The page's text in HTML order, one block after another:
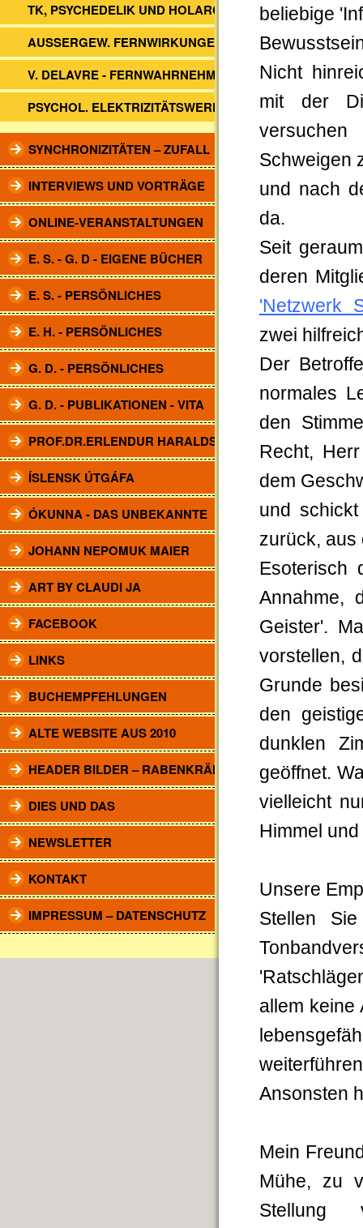
TK, PSYCHEDELIK UND HOLARCHIE
AUSSERGEW. FERNWIRKUNGEN
V. DELAVRE - FERNWAHRNEHMUNG
PSYCHOL. ELEKTRIZITÄTSWERK?
SYNCHRONIZITÄTEN – ZUFALL
INTERVIEWS UND VORTRÄGE
ONLINE-VERANSTALTUNGEN
E. S. - G. D - EIGENE BÜCHER
E. S. - PERSÖNLICHES
E. H. - PERSÖNLICHES
G. D. - PERSÖNLICHES
G. D. - PUBLIKATIONEN - VITA
PROF.DR.ERLENDUR HARALDSSON
ÍSLENSK ÚTGÁFA
ÓKUNNA - DAS UNBEKANNTE
JOHANN NEPOMUK MAIER
ART BY CLAUDI JA
FACEBOOK
LINKS
BUCHEMPFEHLUNGEN
ALTE WEBSITE AUS 2010
HEADER BILDER – RABENKRÄHEN
DIES UND DAS
NEWSLETTER
KONTAKT
IMPRESSUM – DATENSCHUTZ
beliebige
Nicht
mit der
Schweigen
und nach
da.
Seit
deren
'Netzwerk
zwei
Der
normales
den
Recht,
dem
und
zurück, aus
Esoterisch
Annahme,
Geister'.
vorstellen,
Grunde
den
dunklen
geöffnet.
vielleicht
Himmel
Unsere
Stellen
allem keine
Ansonsten
Mein
Mühe, zu
Stellung